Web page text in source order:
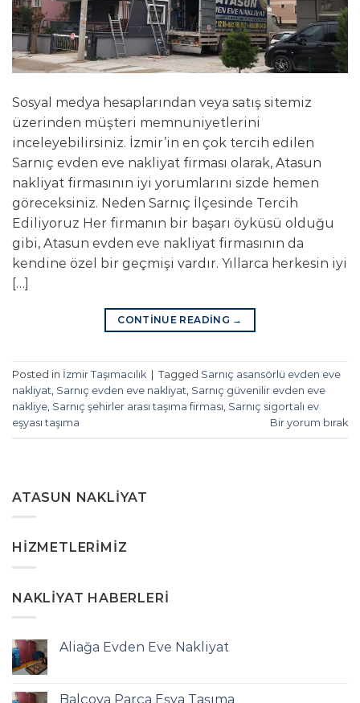
Sosyal medya hesaplarından veya satış sitemiz
üzerinden müşteri memnuniyetlerini
inceleyebilirsiniz. İzmir’in en çok tercih edilen
Sarnıç evden eve nakliyat firması olarak, Atasun
nakliyat firmasının iyi yorumlarını sizde hemen
göreceksiniz. Neden Sarnıç İlçesinde Tercih
Ediliyoruz Her firmanın bir başarı öyküsü olduğu
gibi, Atasun evden eve nakliyat firmasının da
kendine özel bir geçmişi vardır. Yıllarca herkesin iyi
[…]
CONTINUE READING →
Posted in İzmir Taşımacılık Tagged Sarnıç asansörlü evden eve
nakliyat, Sarnıç evden eve nakliyat, Sarnıç güvenilir evden eve
nakliye, Sarnıç şehirler arası taşıma firması, Sarnıç sigortalı ev
eşyası taşıma
Bir yorum bırak
ATASUN NAKLIYAT
HIZMETLERIMIZ
NAKLIYAT HABERLERI
Aliağa Evden Eve Nakliyat
Balçova Parça Eşya Taşıma